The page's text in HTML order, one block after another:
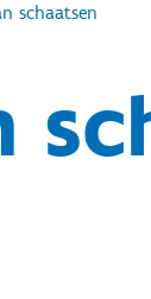
schaatsen